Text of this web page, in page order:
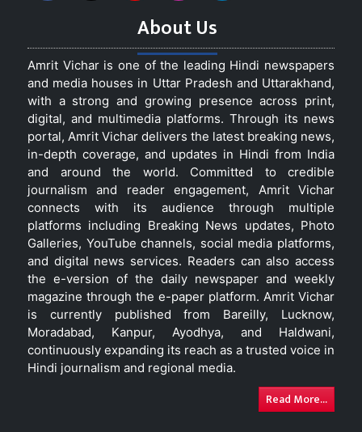
About Us
Amrit Vichar is one of the leading Hindi newspapers
and media houses in Uttar Pradesh and Uttarakhand,
with a strong and growing presence across print,
digital, and multimedia platforms. Through its news
portal, Amrit Vichar delivers the latest breaking news,
in-depth coverage, and updates in Hindi from India
and around the world. Committed to credible
journalism and reader engagement, Amrit Vichar
connects with its audience through multiple
platforms including Breaking News updates, Photo
Galleries, YouTube channels, social media platforms,
and digital news services. Readers can also access
the e-version of the daily newspaper and weekly
magazine through the e-paper platform. Amrit Vichar
is currently published from Bareilly, Lucknow,
Moradabad, Kanpur, Ayodhya, and Haldwani,
continuously expanding its reach as a trusted voice in
Hindi journalism and regional media.
Read More...